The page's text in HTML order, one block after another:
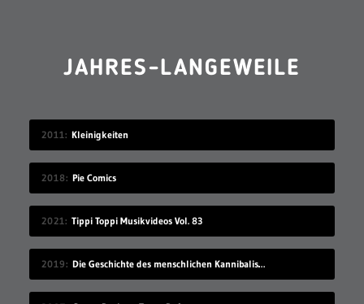
JAHRES-LANGEWEILE
2011 Kleinigkeiten
2018 Pie Comics
2021 Tippi Toppi Musikvideos Vol. 83
2019 Die Geschichte des menschlichen Kannibalismus